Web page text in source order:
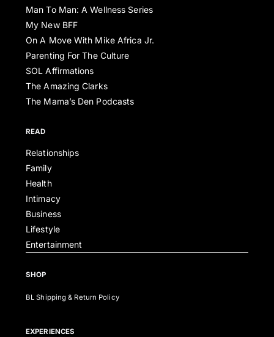
Man To Man: A Wellness Series
My New BFF
On A Move With Mike Africa Jr.
Parenting For The Culture
SOL Affirmations
The Amazing Clarks
The Mama’s Den Podcasts
READ
Relationships
Family
Health
Intimacy
Business
Lifestyle
Entertainment
SHOP
BL Shipping & Return Policy
EXPERIENCES